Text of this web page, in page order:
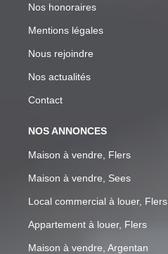
Nos honoraires
Mentions légales
Nous rejoindre
Nos actualités
Contact
NOS ANNONCES
Maison à vendre, Flers
Maison à vendre, Sees
Local commercial à louer, Flers
Appartement à louer, Flers
Maison à vendre, Argentan